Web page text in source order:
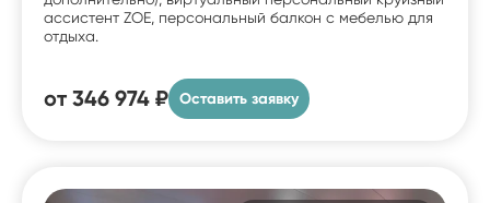
ассистент ZOE, персональный балкон с мебелью для
отдыха.
от 346 974 ₽ Оставить заявку